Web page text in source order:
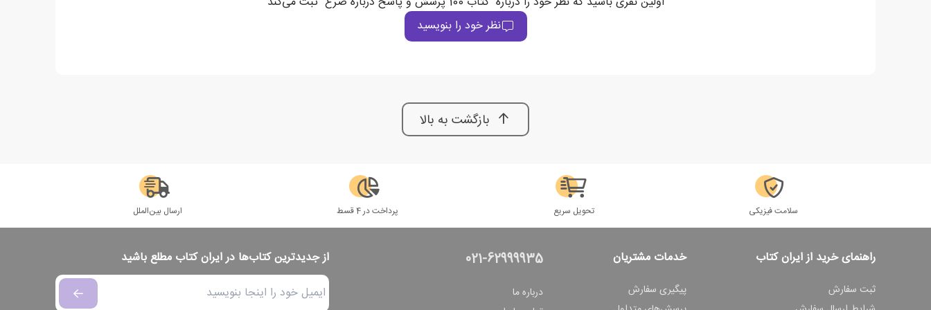
نظر خود را بنویسید
بازگشت به بالا
سلامت فیزیکی تحویل سریع پرداخت در 4 قسط ارسال بین‌الملل
راهنمای خرید از ایران کتاب
ثبت سفارش
خدمات مشتریان
پیگیری سفارش
021-62999935
درباره ما
از جدیدترین کتاب‌ها در ایران کتاب مطلع باشید